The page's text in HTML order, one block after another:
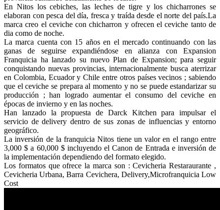
En Nitos los cebiches, las leches de tigre y los chicharrones se
elaboran con pesca del día, fresca y traída desde el norte del país.La
marca creo el ceviche con chicharron y ofrecen el ceviche tanto de
dia como de noche.
La marca cuenta con 15 años en el mercado continuando con las
ganas de seguirse expandiéndose en alianza con Expansion
Franquicia ha lanzado su nuevo Plan de Expansion; para seguir
conquistando nuevas provincias, internacionalmente busca aterrizar
en Colombia, Ecuador y Chile entre otros países vecinos ; sabiendo
que el ceviche se prepara al momento y no se puede estandarizar su
producción ; han logrado aumentar el consumo del ceviche en
épocas de invierno y en las noches.
Han lanzado la propuesta de Darck Kitchen para impulsar el
servicio de delivery dentro de sus zonas de influencias y entorno
geográfico.
La inversión de la franquicia Nitos tiene un valor en el rango entre
3,000 $ a 60,000 $ incluyendo el Canon de Entrada e inversión de
la implementación dependiendo del formato elegido.
Los formatos que ofrece la marca son : Cevicheria Restaraurante ,
Cevicheria Urbana, Barra Cevichera, Delivery,Microfranquicia Low
Cost